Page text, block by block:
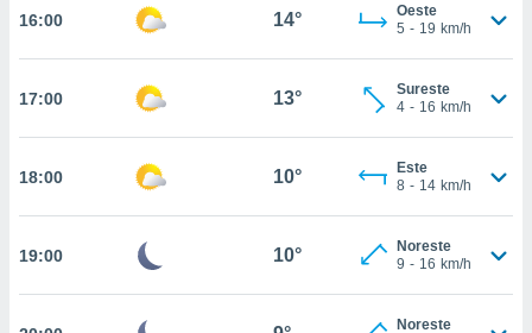
todas
nos
y análisis
como
y
en
16:00 14°
Oeste
5 - 19 km/h
17:00 13°
Sureste
4 - 16 km/h
18:00 10°
Este
8 - 14 km/h
19:00 10°
Noreste
9 - 16 km/h
Noreste